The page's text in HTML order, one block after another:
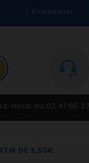
Connexion
nous au 02 41 65
DE 3,50€